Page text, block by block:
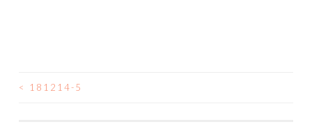
NAVIGATION
< 181214-5